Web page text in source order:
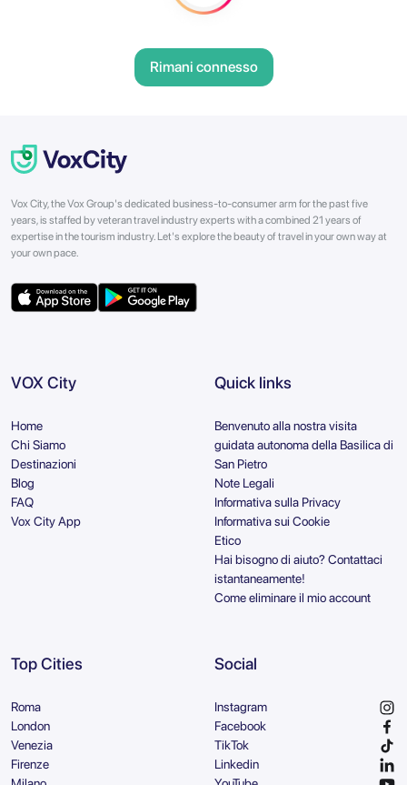
Rimani connesso
Vox City, the Vox Group's dedicated business-to-consumer arm for the past five
years, is staffed by veteran travel industry experts with a combined 21 years of
expertise in the tourism industry. Let's explore the beauty of travel in your own way at
your own pace.
VOX City
Home
Chi Siamo
Destinazioni
Blog
FAQ
Vox City App
Quick links
Benvenuto alla nostra visita
guidata autonoma della Basilica di
San Pietro
Note Legali
Informativa sulla Privacy
Informativa sui Cookie
Etico
Hai bisogno di aiuto? Contattaci
istantaneamente!
Come eliminare il mio account
Top Cities
Roma
London
Venezia
Firenze
Social
Instagram
Facebook
TikTok
Linkedin